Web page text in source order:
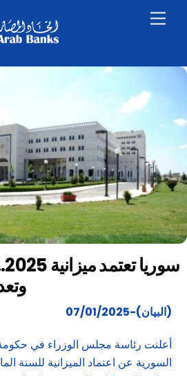
(البيان)-07/01/2025
أعلنت رئاسة مجلس الوزراء في